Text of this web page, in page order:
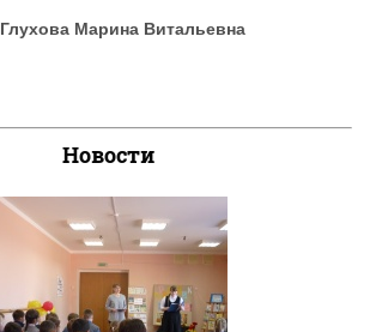
Глухова Марина Витальевна
Новости